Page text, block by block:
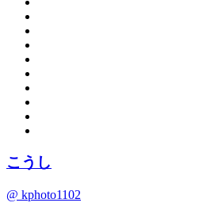
こうし
@ kphoto1102